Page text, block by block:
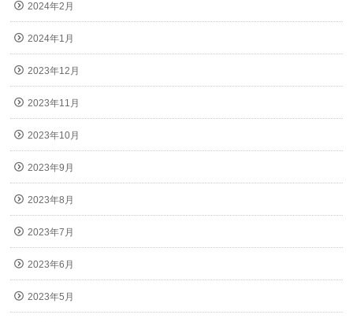
2024年2月
2024年1月
2023年12月
2023年11月
2023年10月
2023年9月
2023年8月
2023年7月
2023年6月
2023年5月